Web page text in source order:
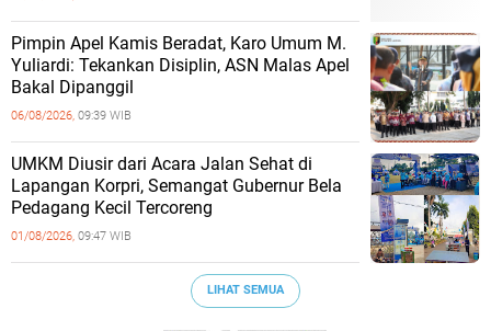
Pimpin Apel Kamis Beradat, Karo Umum M.
Yuliardi: Tekankan Disiplin, ASN Malas Apel
Bakal Dipanggil
06/08/2026, 09:39 WIB
UMKM Diusir dari Acara Jalan Sehat di
Lapangan Korpri, Semangat Gubernur Bela
Pedagang Kecil Tercoreng
01/08/2026, 09:47 WIB
LIHAT SEMUA